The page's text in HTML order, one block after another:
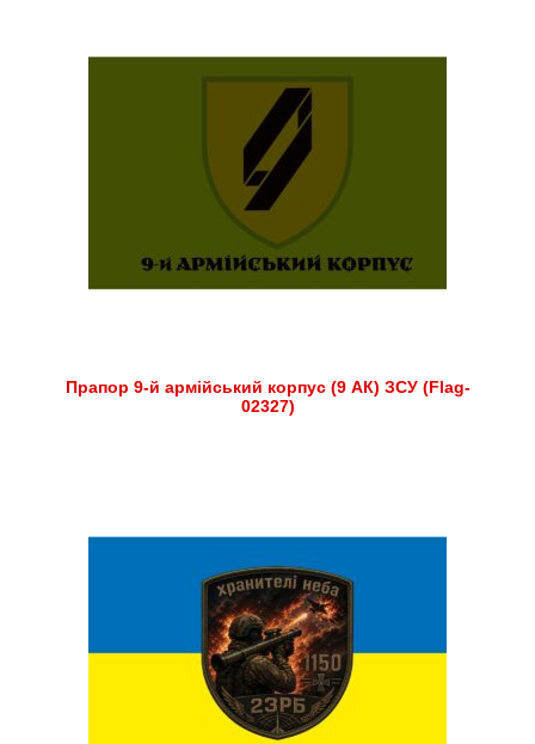
Прапор 9-й армійський корпус (9 АК) ЗСУ (Flag-
02327)